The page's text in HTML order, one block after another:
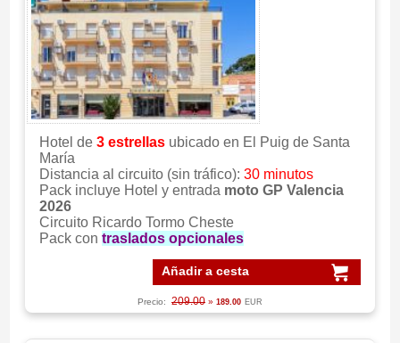
Hotel de 3 estrellasubicado en El Puig de Santa
María
Distancia al circuito (sin tráfico): 30 minutos
Pack incluye Hotel y entrada moto GP Valencia
2026
Circuito Ricardo Tormo Cheste
Pack con traslados opcionales
Añadir a cesta
Precio: 209.00 » 189.00 EUR